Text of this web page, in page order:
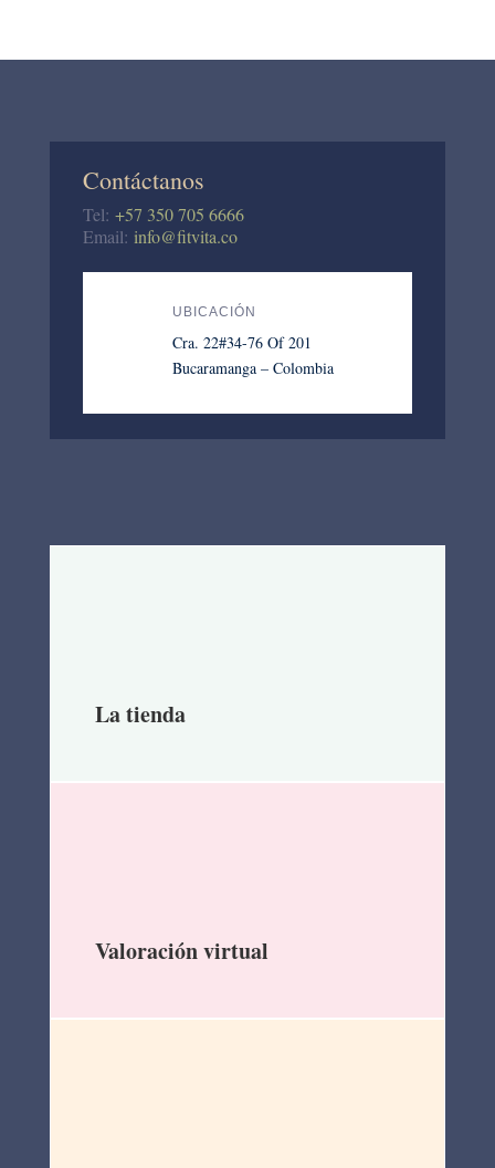
Contáctanos
Tel: +57 350 705 6666
Email: info@fitvita.co
UBICACIÓN
Cra. 22#34-76 Of 201
Bucaramanga – Colombia
La tienda
Valoración virtual